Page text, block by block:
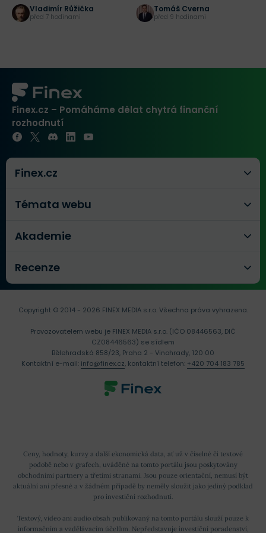
růstu dividendy
Vladimír Růžička
před 7 hodinami
zaplatit?
Tomáš Cverna
před 9 hodinami
Finex.cz – Pomáháme dělat chytrá finanční
rozhodnutí
Finex.cz
Témata webu
Akademie
Recenze
Ceny, hodnoty, kurzy a další ekonomická data, ať už v číselné či textové
podobě nebo v grafech, uváděné na tomto portálu jsou poskytovány
obchodními partnery a třetími stranami. Jsou pouze orientační, nemusí být
aktuální ani přesné a v žádném případě by neměly sloužit jako jediný podklad
pro investiční rozhodnutí.
Textový, video ani audio obsah publikovaný na tomto portálu slouží pouze k
informačním a vzdělávacím účelům. Nepředstavuje investiční poradenství,
Copyright © 2014 - 2026 FINEX MEDIA s.r.o.Všechna práva vyhrazena.
Provozovatelem webu je FINEX MEDIA s.r.o. (IČO 08446563, DIČ
CZ08446563) se sídlem
Bělehradská 858/23, Praha 2 - Vinohrady, 120 00
Kontaktní e-mail: info@finex.cz, kontaktní telefon: +420 704 183 785